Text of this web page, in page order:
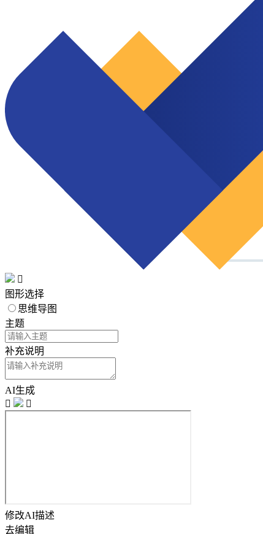

图形选择
思维导图
主题
补充说明
AI生成


修改AI描述
去编辑